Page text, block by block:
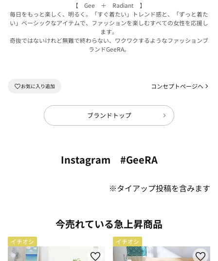
【 Gee ＋ Radiant 】
毎日をもっと楽しく、明るく。「すぐ着たい」トレンド感と、「ずっと着た
い」ベーシックなアイテムで、ファッションを楽しむすべての女性を応援し
ます。
奇抜ではないけれど無難で終わらない、ワクワクするようなファッションブ
ランドGeeRA。
コンセプトページへ
ブランドトップ
Instagram #GeeRA
※タイアップ投稿を含みます
今売れている急上昇商品
イチオシ イチオシ